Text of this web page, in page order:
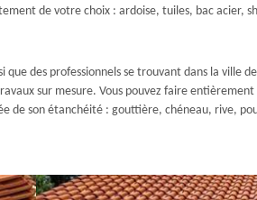
de votre choix : ardoise, tuiles, bac acier,
des professionnels se trouvant dans la ville
sur mesure. Vous pouvez faire
de son étanchéité : gouttière, chéneau, rive,